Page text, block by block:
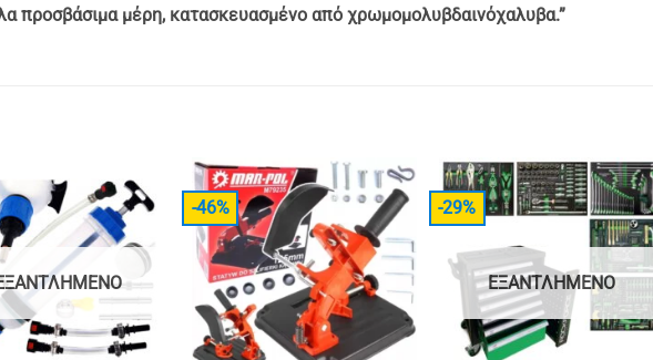
προσβάσιμα μέρη, κατασκευασμένο από χρωμομολυβδαινόχαλυβα.”
-46% -29%
ΕΞΑΝΤΛΗΜΈΝΟ